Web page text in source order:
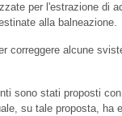
per l'estrazione di
alla balneazione.
correggere alcune
sono stati proposti
su tale proposta, ha